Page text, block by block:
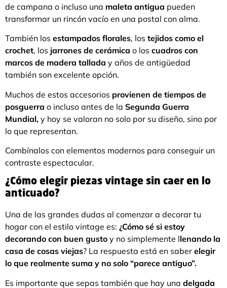
de campana o incluso una maleta antigua pueden
transformar un rincón vacío en una postal con alma.
También los estampados florales, los tejidos como el
crochet, los jarrones de cerámica o los cuadros con
marcos de madera tallada y años de antigüedad
también son excelente opción.
Muchos de estos accesorios provienen de tiempos de
posguerra o incluso antes de la Segunda Guerra
Mundial, y hoy se valoran no solo por su diseño, sino por
lo que representan.
Combínalos con elementos modernos para conseguir un
contraste espectacular.
¿Cómo elegir piezas vintage sin caer en lo
anticuado?
Una de las grandes dudas al comenzar a decorar tu
hogar con el estilo vintage es: ¿Cómo sé si estoy
decorando con buen gusto y no simplemente llenando la
casa de cosas viejas? La respuesta está en saber elegir
lo que realmente suma y no solo “parece antiguo”.
Es importante que sepas también que hay una delgada